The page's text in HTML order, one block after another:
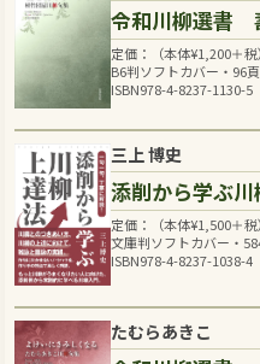
令和川柳選書
定価：（本体¥1,200＋税）
B6判ソフトカバー・96頁
ISBN978-4-8237-1130-5
三上 博史
添削から学ぶ
定価：（本体¥1,500＋税）
文庫判ソフトカバー・
ISBN978-4-8237-1038-4
たむらあきこ